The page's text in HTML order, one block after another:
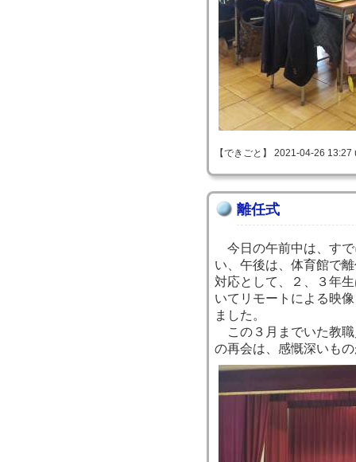
【できごと】 2021-04-26
離任式
今日の午前中は、すで
い、午後は、体育館で
対応として、２、３年
いてリモートによる映
ました。
この３月までいた教職
の再会は、感慨深いも